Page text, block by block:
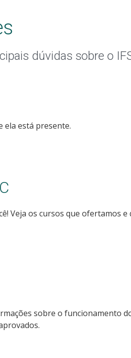
dúvidas sobre o
ela está presente.
Veja os cursos que ofertamos
sobre o funcionamento